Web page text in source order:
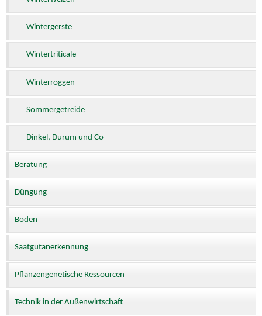
Wintergerste
Wintertriticale
Winterroggen
Sommergetreide
Dinkel, Durum und Co
Beratung
Düngung
Boden
Saatgutanerkennung
Pflanzengenetische Ressourcen
Technik in der Außenwirtschaft